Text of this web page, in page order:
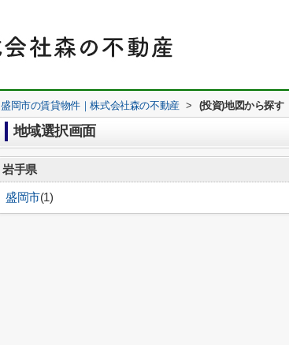
盛岡市の賃貸物件｜株式会社森の不動産 > (投資)地図から探す
地域選択画面
岩手県
盛岡市(1)